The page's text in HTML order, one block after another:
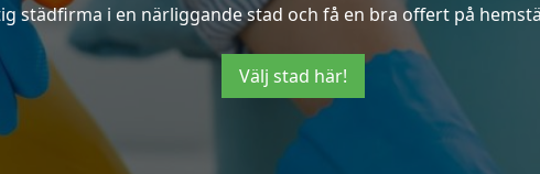
städfirma i en närliggande stad och få en bra offert på
Välj stad här!